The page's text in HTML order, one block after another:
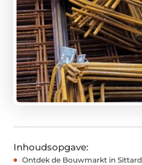
Inhoudsopgave:
Ontdek de Bouwmarkt in Sittard